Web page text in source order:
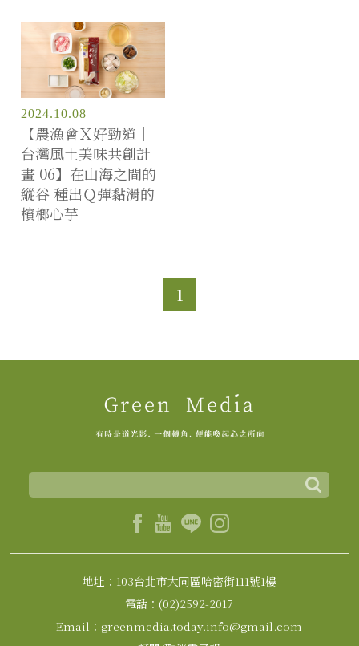
2024.10.08
【農漁會Ｘ好勁道｜
台灣風土美味共創計
畫 06】在山海之間的
縱谷 種出Ｑ彈黏滑的
檳榔心芋
1
地址：103台北市大同區哈密街111號1樓
電話：(02)2592-2017
Email：greenmedia.today.info@gmail.com